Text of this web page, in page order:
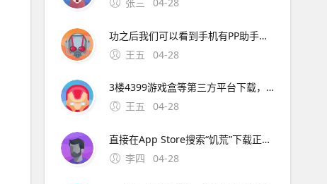
功之后我们可以看到手机有PP助手这个APP了5我们打开PP助手在顶端搜索栏上面搜索饥荒 6 然后我们就可以看到点击我们想要安装的应用软件，会弹出以下提示，确认安装就好7最后我们就等待下载安装完成就可以进去游戏了推荐几种用iphone下载游戏的方法1下载i。3、替代方案可尝试通
王五
04-28
3楼4399游戏盒等第三方平台下载，但需注意官方未推出安卓正版应用，部分渠道可能存在破解版或风险 以下是具体下载方式及注意事项一苹果设备iOS系统下载方法官方渠道App Store 直接打开苹果应用商店App Sto；手机版饥
王五
04-28
直接在App Store搜索“饥荒”下载正版游戏，需支付相应费用海马助手若希望免费获取，可通过海马助手等第三方平台下载，但需注意此类渠道可能存在版本兼容性或安全风险安卓系统下载方式 非官方渠道4399游戏盒提供饥荒手机版下载，但需确认是否为官方版本，部分用户；饥荒
李四
04-28